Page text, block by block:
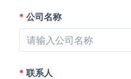
* 公司名称
* 联系人